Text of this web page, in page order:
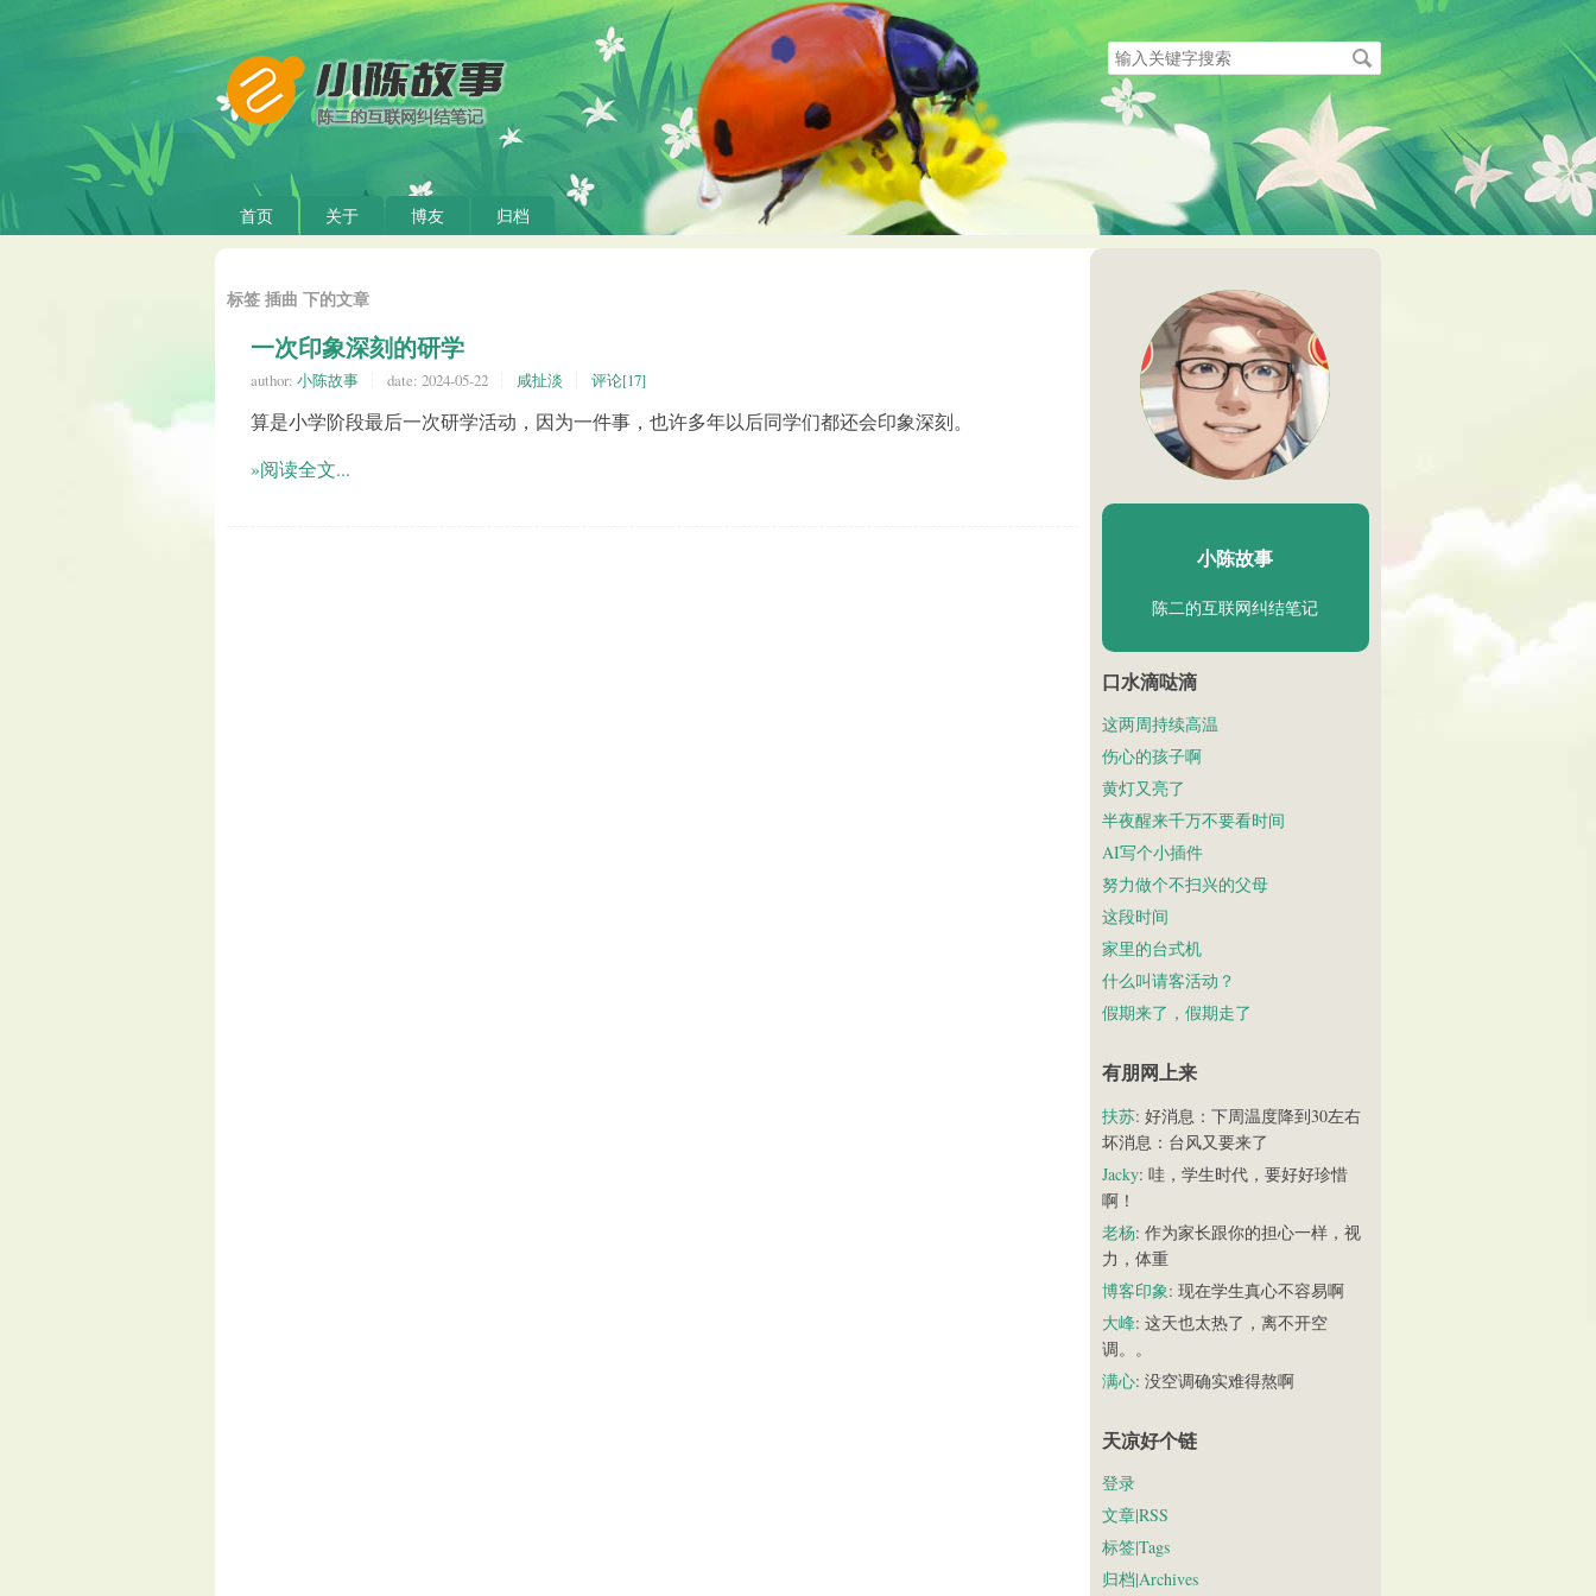
搜
索
关
键
字
首页 关于 博友 归档
标签 插曲 下的文章
一次印象深刻的研学
author: 小陈故事 date: 2024-05-22 咸扯淡 评论[17]
算是小学阶段最后一次研学活动，因为一件事，也许多年以后同学们都还会印象深刻。
»阅读全文...
陈二Chenèr
小陈故事
陈二的互联网纠结笔记
口水滴哒滴
这两周持续高温
伤心的孩子啊
黄灯又亮了
半夜醒来千万不要看时间
AI写个小插件
努力做个不扫兴的父母
这段时间
家里的台式机
什么叫请客活动？
假期来了，假期走了
有朋网上来
扶苏: 好消息：下周温度降到30左右
坏消息：台风又要来了
Jacky: 哇，学生时代，要好好珍惜
啊！
老杨: 作为家长跟你的担心一样，视
力，体重
博客印象: 现在学生真心不容易啊
大峰: 这天也太热了，离不开空
调。。
满心: 没空调确实难得熬啊
天凉好个链
登录
文章|RSS
标签|Tags
归档|Archives